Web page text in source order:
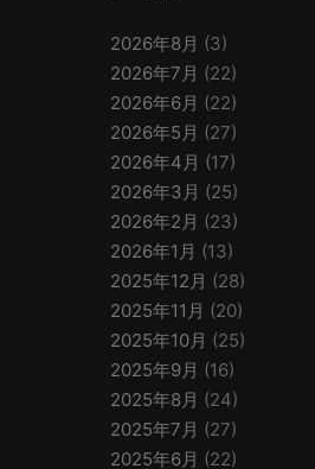
2026年8月 (3)
2026年7月 (22)
2026年6月 (22)
2026年5月 (27)
2026年4月 (17)
2026年3月 (25)
2026年2月 (23)
2026年1月 (13)
2025年12月 (28)
2025年11月 (20)
2025年10月 (25)
2025年9月 (16)
2025年8月 (24)
2025年7月 (27)
2025年6月 (22)